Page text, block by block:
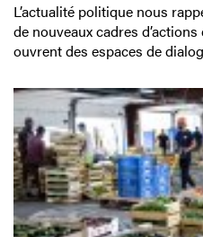
L’actualité politique nous
de nouveaux cadres
ouvrent des espaces de